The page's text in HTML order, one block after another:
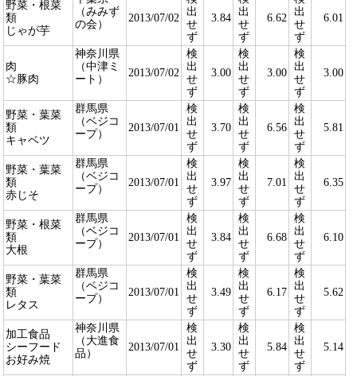
野菜・根菜
類
じゃが芋
（みみず
の会）
2013/07/02
出
せ
ず
3.84
出
せ
ず
6.62
出
せ
ず
6.01
肉
☆豚肉
神奈川県
（中津ミ
ート）
2013/07/02
検
出
せ
ず
3.00
検
出
せ
ず
3.00
検
出
せ
ず
3.00
野菜・葉菜
類
キャベツ
群馬県
（ベジコ
ープ）
2013/07/01
検
出
せ
ず
3.70
検
出
せ
ず
6.56
検
出
せ
ず
5.81
野菜・葉菜
類
赤じそ
群馬県
（ベジコ
ープ）
2013/07/01
検
出
せ
ず
3.97
検
出
せ
ず
7.01
検
出
せ
ず
6.35
野菜・根菜
類
大根
群馬県
（ベジコ
ープ）
2013/07/01
検
出
せ
ず
3.84
検
出
せ
ず
6.68
検
出
せ
ず
6.10
野菜・葉菜
類
レタス
群馬県
（ベジコ
ープ）
2013/07/01
検
出
せ
ず
3.49
検
出
せ
ず
6.17
検
出
せ
ず
5.62
加工食品
シーフード
お好み焼
神奈川県
（大進食
品）
2013/07/01
検
出
せ
ず
3.30
検
出
せ
ず
5.84
検
出
せ
ず
5.14